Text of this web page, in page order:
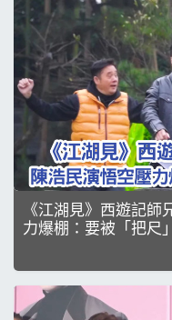
《江湖見》西遊記
力爆棚：要被「把尺